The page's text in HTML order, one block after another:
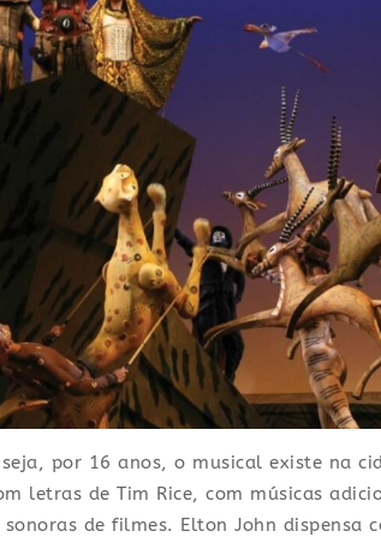
por 16 anos, o musical existe na
letras de Tim Rice, com músicas
de filmes. Elton John dispensa